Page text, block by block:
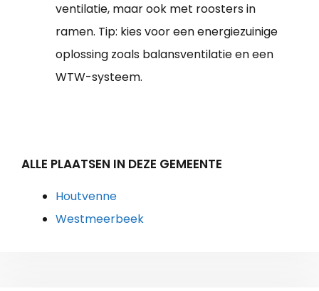
ventilatie, maar ook met roosters in
ramen. Tip: kies voor een energiezuinige
oplossing zoals balansventilatie en een
WTW-systeem.
ALLE PLAATSEN IN DEZE GEMEENTE
Houtvenne
Westmeerbeek